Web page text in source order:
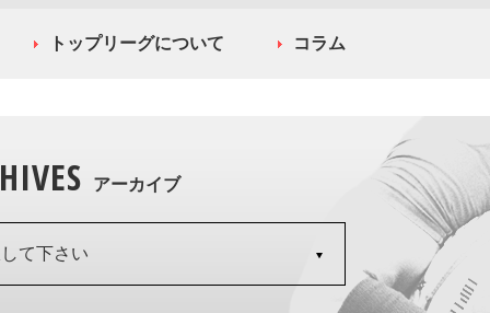
トップリーグについて コラム
アーカイブ
て下さい